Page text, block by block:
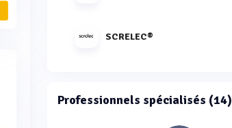
SCRELEC®
Professionnels spécialisés (14)